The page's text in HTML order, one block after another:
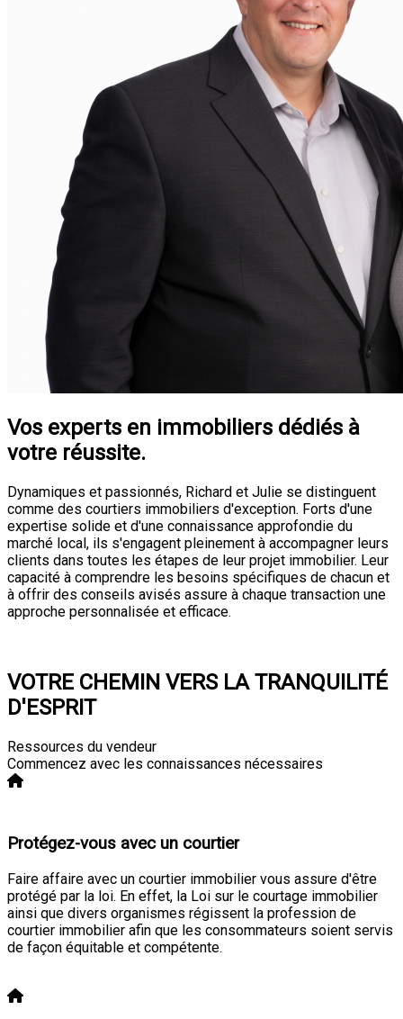
Vos experts en immobiliers dédiés à
votre réussite.
Dynamiques et passionnés, Richard et Julie se distinguent
comme des courtiers immobiliers d'exception. Forts d'une
expertise solide et d'une connaissance approfondie du
marché local, ils s'engagent pleinement à accompagner leurs
clients dans toutes les étapes de leur projet immobilier. Leur
capacité à comprendre les besoins spécifiques de chacun et
à offrir des conseils avisés assure à chaque transaction une
approche personnalisée et efficace.
VOTRE CHEMIN VERS LA TRANQUILITÉ
D'ESPRIT
Ressources du vendeur
Commencez avec les connaissances nécessaires
Protégez-vous avec un courtier
Faire affaire avec un courtier immobilier vous assure d'être
protégé par la loi. En effet, la Loi sur le courtage immobilier
ainsi que divers organismes régissent la profession de
courtier immobilier afin que les consommateurs soient servis
de façon équitable et compétente.